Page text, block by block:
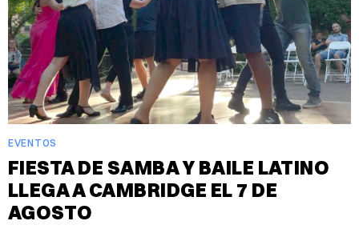
EVENTOS
FIESTA DE SAMBA Y BAILE LATINO
LLEGA A CAMBRIDGE EL 7 DE
AGOSTO